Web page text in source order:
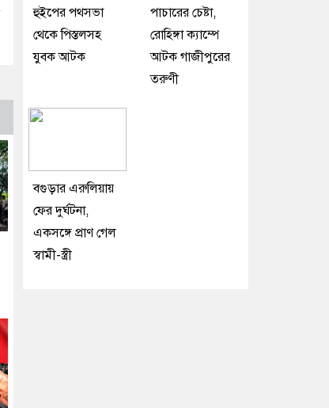
হুইপের পথসভা
থেকে পিস্তলসহ
যুবক আটক
পাচারের চেষ্টা,
রোহিঙ্গা ক্যাম্পে
আটক গাজীপুরের
তরুণী
বগুড়ার এরুলিয়ায়
ফের দুর্ঘটনা,
একসঙ্গে প্রাণ গেল
স্বামী-স্ত্রী